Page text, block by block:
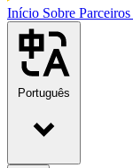
Início Sobre Parceiros
Português